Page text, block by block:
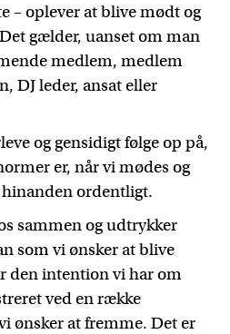
– oplever at blive mødt og
gælder, uanset om man
medlem, medlem
DJ leder, ansat eller
og gensidigt følge op på,
er, når vi mødes og
ordentligt.
sammen og udtrykker
som vi ønsker at blive
den intention vi har om
ved en række
ønsker at fremme. Det er